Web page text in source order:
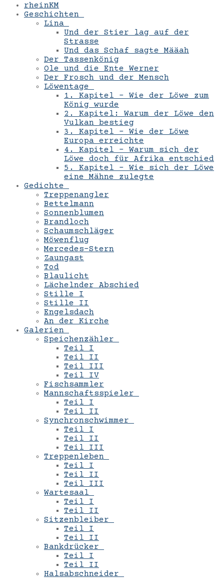
rheinKM
Geschichten
Lina
Und der Stier lag auf der
Strasse
Und das Schaf sagte Määah
Der Tassenkönig
Ole und die Ente Werner
Der Frosch und der Mensch
Löwentage
1. Kapitel – Wie der Löwe zum
König wurde
2. Kapitel: Warum der Löwe den
Vulkan bestieg
3. Kapitel – Wie der Löwe
Europa erreichte
4. Kapitel – Warum sich der
Löwe doch für Afrika entschied
5. Kapitel – Wie sich der Löwe
eine Mähne zulegte
Gedichte
Treppenangler
Bettelmann
Sonnenblumen
Brandloch
Schaumschläger
Möwenflug
Mercedes-Stern
Zaungast
Tod
Blaulicht
Lächelnder Abschied
Stille I
Stille II
Engelsdach
An der Kirche
Galerien
Speichenzähler
Teil I
Teil II
Teil III
Teil IV
Fischsammler
Mannschaftsspieler
Teil I
Teil II
Synchronschwimmer
Teil I
Teil II
Teil III
Treppenleben
Teil I
Teil II
Teil III
Wartesaal
Teil I
Teil II
Sitzenbleiber
Teil I
Teil II
Bankdrücker
Teil I
Teil II
Halsabschneider